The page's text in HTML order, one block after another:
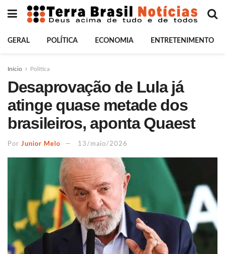
GERAL POLÍTICA ECONOMIA ENTRETENIMENTO
Início Política
Desaprovação de Lula já
atinge quase metade dos
brasileiros, aponta Quaest
Por Junior Melo 13/maio/2026